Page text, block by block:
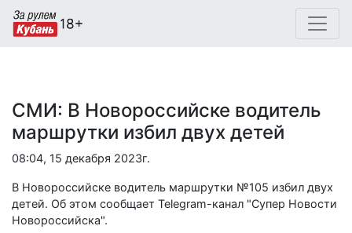
СМИ: В Новороссийске водитель
маршрутки избил двух детей
08:04, 15 декабря 2023г.
В Новороссийске водитель маршрутки №105 избил двух
детей. Об этом сообщает Telegram-канал "Супер Новости
Новороссийска".